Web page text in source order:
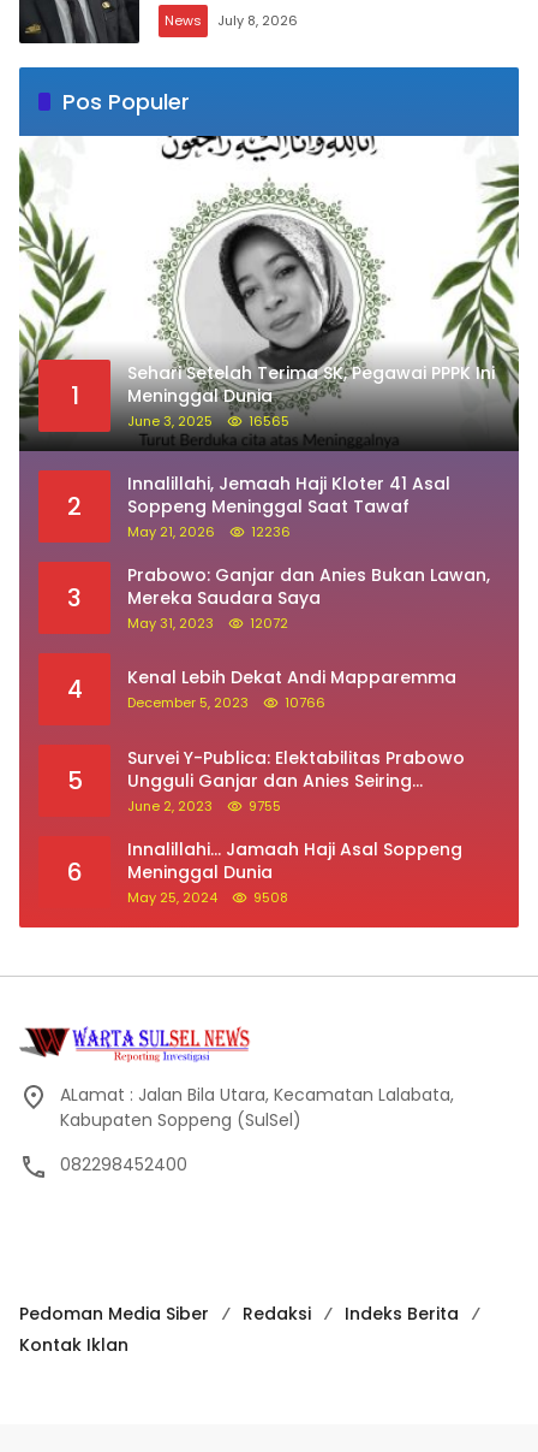
News July 8, 2026
Pos Populer
1
Sehari Setelah Terima SK, Pegawai PPPK Ini
Meninggal Dunia
June 3, 2025 16565
2
Innalillahi, Jemaah Haji Kloter 41 Asal
Soppeng Meninggal Saat Tawaf
May 21, 2026 12236
3
Prabowo: Ganjar dan Anies Bukan Lawan,
Mereka Saudara Saya
May 31, 2023 12072
4 Kenal Lebih Dekat Andi Mapparemma
December 5, 2023 10766
5
Survei Y-Publica: Elektabilitas Prabowo
Ungguli Ganjar dan Anies Seiring
Kepuasan Terhadap Jokowi Naik
June 2, 2023 9755
6
Innalillahi… Jamaah Haji Asal Soppeng
Meninggal Dunia
May 25, 2024 9508
ALamat : Jalan Bila Utara, Kecamatan Lalabata,
Kabupaten Soppeng (SulSel)
082298452400
Pedoman Media Siber Redaksi
Indeks Berita
Kontak Iklan